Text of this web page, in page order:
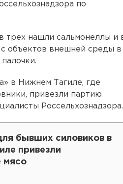
по
трех нашли сальмонеллы и
объектов внешней среды в
в Нижнем Тагиле, где
привезли партию
Россельхознадзора.
бывших силовиков в
привезли
мясо